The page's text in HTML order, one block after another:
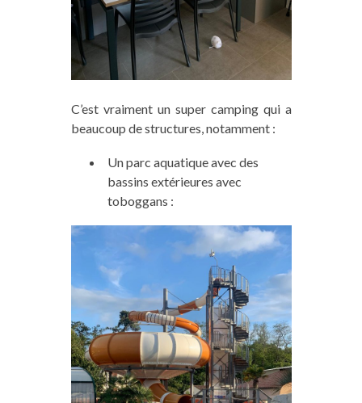
C’est vraiment un super camping qui a
beaucoup de structures, notamment :
Un parc aquatique avec des
bassins extérieures avec
toboggans :